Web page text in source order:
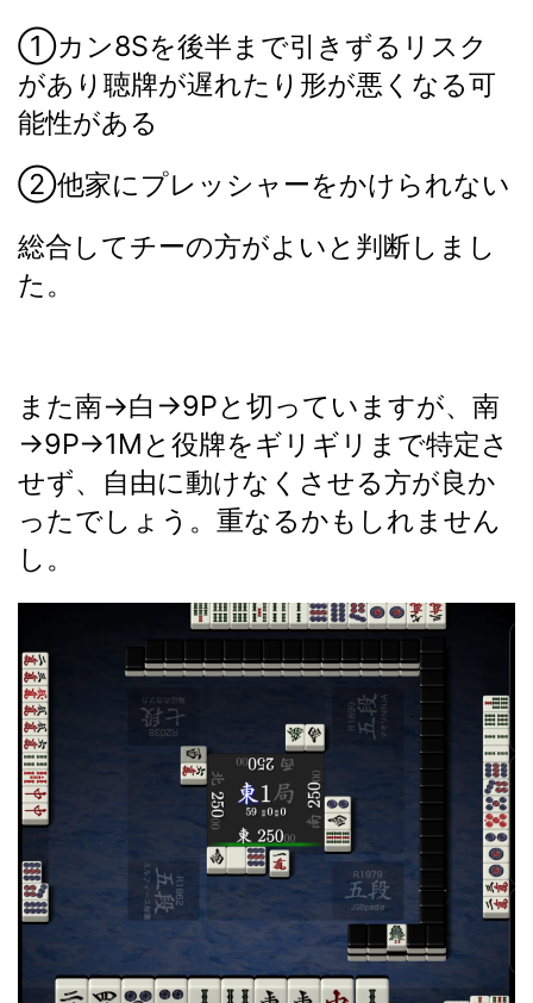
①カン8Sを後半まで引きずるリスク
があり聴牌が遅れたり形が悪くなる可
能性がある
②他家にプレッシャーをかけられない
総合してチーの方がよいと判断しまし
た。
また南→白→9Pと切っていますが、南
→9P→1Mと役牌をギリギリまで特定さ
せず、自由に動けなくさせる方が良か
ったでしょう。重なるかもしれません
し。